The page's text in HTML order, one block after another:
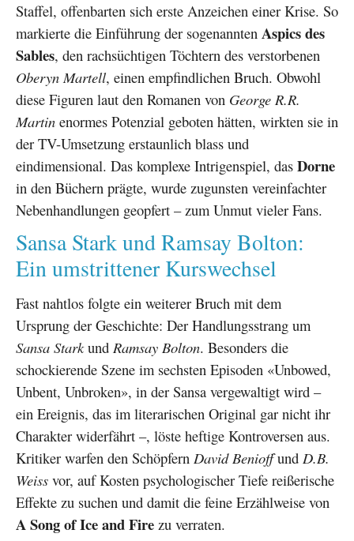
Staffel, offenbarten sich erste Anzeichen einer Krise. So
markierte die Einführung der sogenannten Aspics des
Sables, den rachsüchtigen Töchtern des verstorbenen
Oberyn Martell, einen empfindlichen Bruch. Obwohl
diese Figuren laut den Romanen von George R.R.
Martin enormes Potenzial geboten hätten, wirkten sie in
der TV-Umsetzung erstaunlich blass und
eindimensional. Das komplexe Intrigenspiel, das Dorne
in den Büchern prägte, wurde zugunsten vereinfachter
Nebenhandlungen geopfert – zum Unmut vieler Fans.
Sansa Stark und Ramsay Bolton:
Ein umstrittener Kurswechsel
Fast nahtlos folgte ein weiterer Bruch mit dem
Ursprung der Geschichte: Der Handlungsstrang um
Sansa Starkund Ramsay Bolton. Besonders die
schockierende Szene im sechsten Episoden «Unbowed,
Unbent, Unbroken», in der Sansa vergewaltigt wird –
ein Ereignis, das im literarischen Original gar nicht ihr
Charakter widerfährt –, löste heftige Kontroversen aus.
Kritiker warfen den Schöpfern David Benioffund D.B.
Weiss vor, auf Kosten psychologischer Tiefe reißerische
Effekte zu suchen und damit die feine Erzählweise von
A Song of Ice and Fire zu verraten.